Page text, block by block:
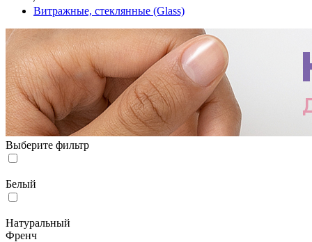
Витражные, стеклянные (Glass)
Выберите фильтр
Белый
Натуральный
Френч